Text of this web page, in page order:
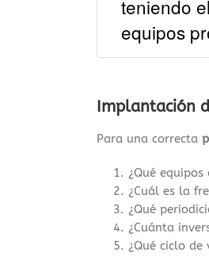
teniendo
equipos
Implantación
Para una correcta
¿Qué
¿Cuál es la
¿Qué
¿Cuánta
¿Qué ciclo